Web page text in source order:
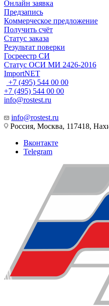
Онлайн заявка
Предзапись
Коммерческое предложение
Получить счёт
Статус заказа
Результат поверки
Госреестр СИ
Статус ОСИ МИ 2426-2016
ImportNET
+7 (495) 544 00 00
+7 (495) 544 00 00
info@rostest.ru
info@rostest.ru
Россия, Москва, 117418,
Вконтакте
Telegram